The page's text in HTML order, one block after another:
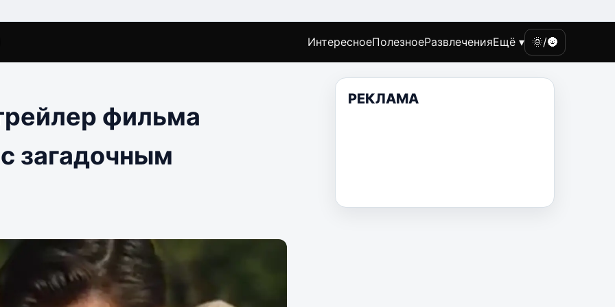
ИнтересноеПолезноеРазвлеченияЕщё ▾ 🌞/🌚
фильма
загадочным
РЕКЛАМА